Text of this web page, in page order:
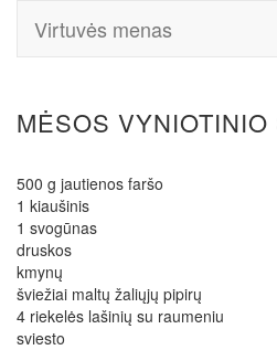
Virtuvės menas
MĖSOS VYNIOTINIO
500 g jautienos faršo
1 kiaušinis
1 svogūnas
druskos
kmynų
šviežiai maltų žaliųjų pipirų
4 riekelės lašinių su raumeniu
sviesto